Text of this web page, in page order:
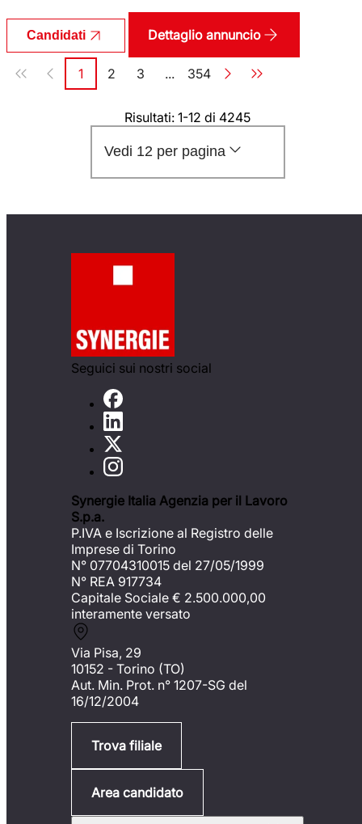
Candidati Dettaglio annuncio
Paginazione
Pagina
1 Pagina
2 Pagina
3 ... Pagina
354
Risultati: 1-12 di 4245
Vedi 12 per pagina
Seguici sui nostri social
Synergie Italia Agenzia per il Lavoro
S.p.a.
P.IVA e Iscrizione al Registro delle
Imprese di Torino
N° 07704310015 del 27/05/1999
N° REA 917734
Capitale Sociale € 2.500.000,00
interamente versato
Via Pisa, 29
10152 - Torino (TO)
Aut. Min. Prot. n° 1207-SG del
16/12/2004
Trova filiale
Area candidato